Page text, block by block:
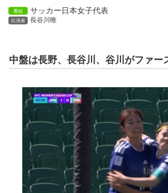
サッカー日本女子代表
長谷川唯
中盤は長野、長谷川、谷川がファー